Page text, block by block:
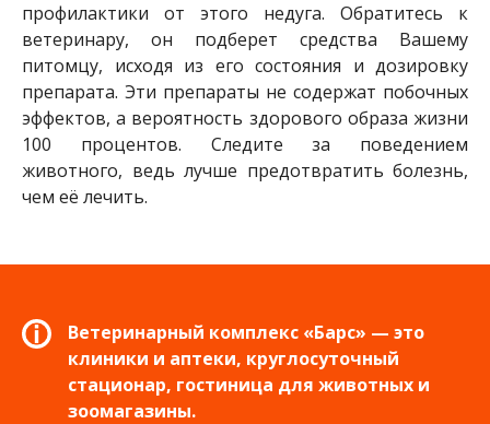
профилактики от этого недуга. Обратитесь к
ветеринару, он подберет средства Вашему
питомцу, исходя из его состояния и дозировку
препарата. Эти препараты не содержат побочных
эффектов, а вероятность здорового образа жизни
100 процентов. Следите за поведением
животного, ведь лучше предотвратить болезнь,
чем её лечить.
Ветеринарный комплекс «Барс» — это
клиники и аптеки, круглосуточный
стационар, гостиница для животных и
зоомагазины.